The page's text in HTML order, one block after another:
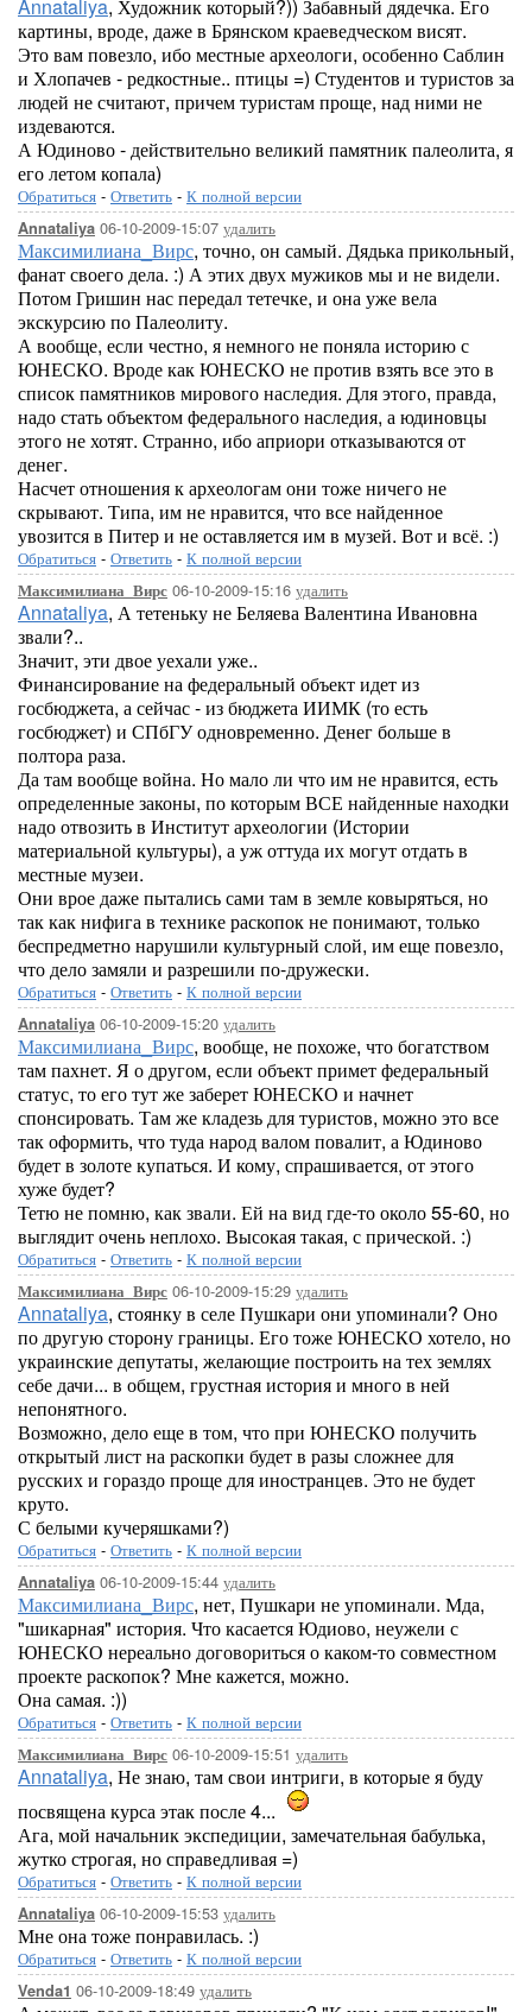
Annataliya, Художник который?)) Забавный дядечка. Его
картины, вроде, даже в Брянском краеведческом висят.
Это вам повезло, ибо местные археологи, особенно Саблин
и Хлопачев - редкостные.. птицы =) Студентов и туристов за
людей не считают, причем туристам проще, над ними не
издеваются.
А Юдиново - действительно великий памятник палеолита, я
его летом копала)
Обратиться - Ответить - К полной версии
Annataliya 06-10-2009-15:07 удалить
Максимилиана_Вирс, точно, он самый. Дядька прикольный,
фанат своего дела. :) А этих двух мужиков мы и не видели.
Потом Гришин нас передал тетечке, и она уже вела
экскурсию по Палеолиту.
А вообще, если честно, я немного не поняла историю с
ЮНЕСКО. Вроде как ЮНЕСКО не против взять все это в
список памятников мирового наследия. Для этого, правда,
надо стать объектом федерального наследия, а юдиновцы
этого не хотят. Странно, ибо априори отказываются от
денег.
Насчет отношения к археологам они тоже ничего не
скрывают. Типа, им не нравится, что все найденное
увозится в Питер и не оставляется им в музей. Вот и всё. :)
Обратиться - Ответить - К полной версии
Максимилиана_Вирс 06-10-2009-15:16 удалить
Annataliya, А тетеньку не Беляева Валентина Ивановна
звали?..
Значит, эти двое уехали уже..
Финансирование на федеральный объект идет из
госбюджета, а сейчас - из бюджета ИИМК (то есть
госбюджет) и СПбГУ одновременно. Денег больше в
полтора раза.
Да там вообще война. Но мало ли что им не нравится, есть
определенные законы, по которым ВСЕ найденные находки
надо отвозить в Институт археологии (Истории
материальной культуры), а уж оттуда их могут отдать в
местные музеи.
Они врое даже пытались сами там в земле ковыряться, но
так как нифига в технике раскопок не понимают, только
беспредметно нарушили культурный слой, им еще повезло,
что дело замяли и разрешили по-дружески.
Обратиться - Ответить - К полной версии
Annataliya 06-10-2009-15:20 удалить
Максимилиана_Вирс, вообще, не похоже, что богатством
там пахнет. Я о другом, если объект примет федеральный
статус, то его тут же заберет ЮНЕСКО и начнет
спонсировать. Там же кладезь для туристов, можно это все
так оформить, что туда народ валом повалит, а Юдиново
будет в золоте купаться. И кому, спрашивается, от этого
хуже будет?
Тетю не помню, как звали. Ей на вид где-то около 55-60, но
выглядит очень неплохо. Высокая такая, с прической. :)
Обратиться - Ответить - К полной версии
Максимилиана_Вирс 06-10-2009-15:29 удалить
Annataliya, стоянку в селе Пушкари они упоминали? Оно
по другую сторону границы. Его тоже ЮНЕСКО хотело, но
украинские депутаты, желающие построить на тех землях
себе дачи... в общем, грустная история и много в ней
непонятного.
Возможно, дело еще в том, что при ЮНЕСКО получить
открытый лист на раскопки будет в разы сложнее для
русских и гораздо проще для иностранцев. Это не будет
круто.
С белыми кучеряшками?)
Обратиться - Ответить - К полной версии
Annataliya 06-10-2009-15:44 удалить
Максимилиана_Вирс, нет, Пушкари не упоминали. Мда,
"шикарная" история. Что касается Юдиово, неужели с
ЮНЕСКО нереально договориться о каком-то совместном
проекте раскопок? Мне кажется, можно.
Она самая. :))
Обратиться - Ответить - К полной версии
Максимилиана_Вирс 06-10-2009-15:51 удалить
Annataliya, Не знаю, там свои интриги, в которые я буду
посвящена курса этак после 4...
Ага, мой начальник экспедиции, замечательная бабулька,
жутко строгая, но справедливая =)
Обратиться - Ответить - К полной версии
Annataliya 06-10-2009-15:53 удалить
Мне она тоже понравилась. :)
Обратиться - Ответить - К полной версии
Venda1 06-10-2009-18:49 удалить